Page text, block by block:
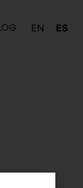
EN ES